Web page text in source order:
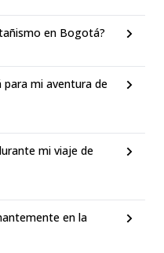
en Bogotá?
mi aventura de
mi viaje de
en la